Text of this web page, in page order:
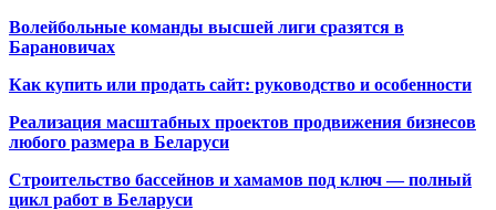
Волейбольные команды высшей лиги сразятся в
Барановичах
Как купить или продать сайт: руководство и особенности
Реализация масштабных проектов продвижения бизнесов
любого размера в Беларуси
Строительство бассейнов и хамамов под ключ — полный
цикл работ в Беларуси